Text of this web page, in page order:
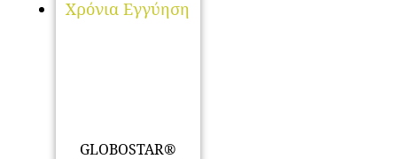
GLOBOSTAR®